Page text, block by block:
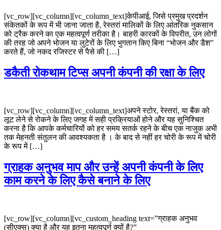
[vc_row][vc_column][vc_column_text]केपीआई, जिसे प्रमुख प्रदर्शन
संकेतकों के रूप में भी जाना जाता है, रेस्तरां मालिकों के लिए आंतरिक नुकसान
को ट्रैक करने का एक महत्वपूर्ण तरीका है। बाहरी कारकों के विपरीत, उन लोगों
की तरह जो अपने भोजन या लुटेरों के लिए भुगतान किए बिना “भोजन और डैश”
करते हैं, जो नकद रजिस्टर से पैसे की […]
डकैती रोकथाम टिप्स अपनी कंपनी की रक्षा के लिए
[vc_row][vc_column][vc_column_text]अपने स्टोर, रेस्तरां, या बैंक को
लूट लेने से रोकने के लिए जगह में सही प्रक्रियाओं होने और यह सुनिश्चित
करना है कि आपके कर्मचारियों को हर समय सतर्क रहने के बीच एक नाजुक अभी
तक मेहनती संतुलन की आवश्यकता है । के बाद से नहीं हर चोरी के रूप में चोरी
के रूप में […]
ग्राहक अनुभव माप और उन्हें अपनी कंपनी के लिए
काम करने के लिए कैसे बनाने के लिए
[vc_row][vc_column][vc_custom_heading text=”ग्राहक अनुभव
(सीएक्स) क्या है और यह इतना महत्वपूर्ण क्यों है?”